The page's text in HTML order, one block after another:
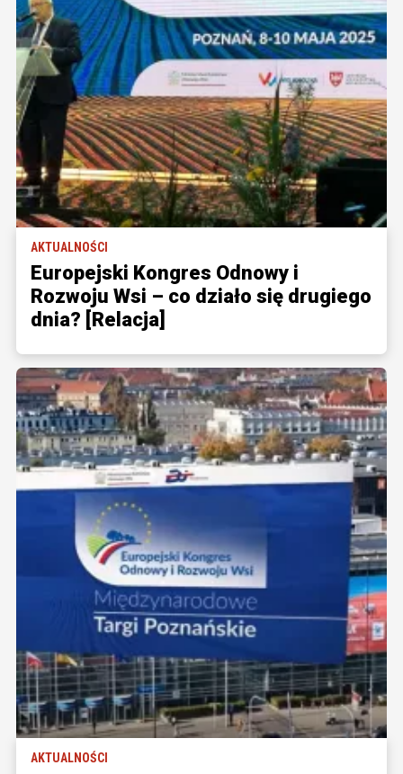
AKTUALNOŚCI
Europejski Kongres Odnowy i
Rozwoju Wsi – co działo się drugiego
dnia? [Relacja]
AKTUALNOŚCI